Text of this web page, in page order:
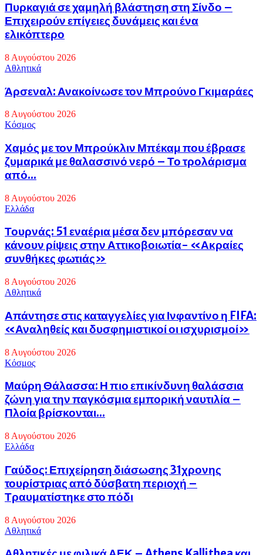
Πυρκαγιά σε χαμηλή βλάστηση στη Σίνδο –
Επιχειρούν επίγειες δυνάμεις και ένα
ελικόπτερο
8 Αυγούστου 2026
Αθλητικά
Άρσεναλ: Ανακοίνωσε τον Μπρούνο Γκιμαράες
8 Αυγούστου 2026
Κόσμος
Χαμός με τον Μπρούκλιν Μπέκαμ που έβρασε
ζυμαρικά με θαλασσινό νερό – Το τρολάρισμα
από...
8 Αυγούστου 2026
Eλλάδα
Τουρνάς: 51 εναέρια μέσα δεν μπόρεσαν να
κάνουν ρίψεις στην Αττικοβοιωτία- «Ακραίες
συνθήκες φωτιάς»
8 Αυγούστου 2026
Αθλητικά
Απάντησε στις καταγγελίες για Ινφαντίνο η FIFA:
«Αναληθείς και δυσφημιστικοί οι ισχυρισμοί»
8 Αυγούστου 2026
Κόσμος
Μαύρη Θάλασσα: Η πιο επικίνδυνη θαλάσσια
ζώνη για την παγκόσμια εμπορική ναυτιλία –
Πλοία βρίσκονται...
8 Αυγούστου 2026
Eλλάδα
Γαύδος: Επιχείρηση διάσωσης 31χρονης
τουρίστριας από δύσβατη περιοχή –
Τραυματίστηκε στο πόδι
8 Αυγούστου 2026
Αθλητικά